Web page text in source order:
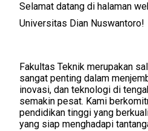
Selamat datang di halaman
Universitas Dian Nuswantoro!
Fakultas Teknik merupakan
sangat penting dalam
inovasi, dan teknologi di
semakin pesat. Kami
pendidikan tinggi yang
yang siap menghadapi